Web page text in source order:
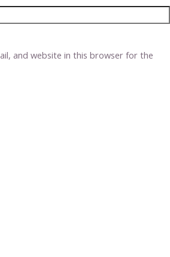
and website in this browser for the